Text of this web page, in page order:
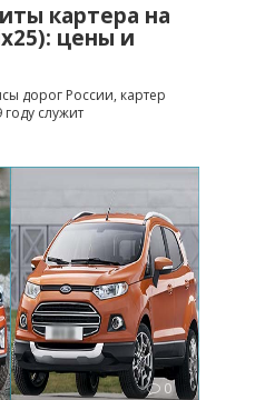
картера на
цены и
дорог России, картер
служит
0